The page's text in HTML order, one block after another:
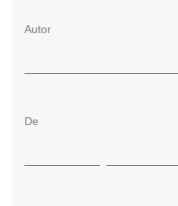
Autor
De